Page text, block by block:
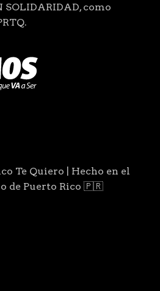
SOLIDARIDAD, como
Te Quiero | Hecho en el
de Puerto Rico 🇵🇷